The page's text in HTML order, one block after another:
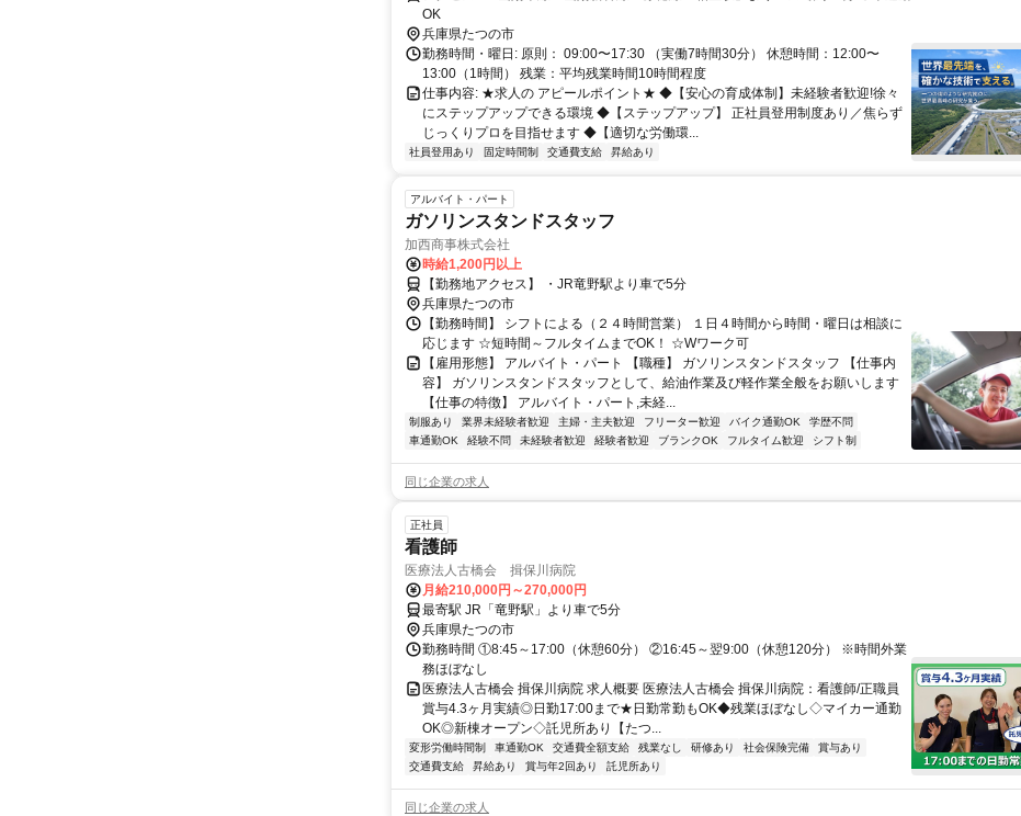
OK
兵庫県たつの市
勤務時間・曜日: 原則： 09:00〜17:30 （実働7時間30分） 休憩時間：12:00〜
13:00（1時間） 残業：平均残業時間10時間程度
仕事内容: ★求人の アピールポイント★ ◆【安心の育成体制】未経験者歓迎!徐々
にステップアップできる環境 ◆【ステップアップ】 正社員登用制度あり／焦らず
じっくりプロを目指せます ◆【適切な労働環...
社員登用あり 固定時間制 交通費支給 昇給あり
アルバイト・パート
ガソリンスタンドスタッフ
加西商事株式会社
時給1,200円以上
【勤務地アクセス】 ・JR竜野駅より車で5分
兵庫県たつの市
【勤務時間】 シフトによる（２４時間営業） １日４時間から時間・曜日は相談に
応じます ☆短時間～フルタイムまでOK！ ☆Wワーク可
【雇用形態】 アルバイト・パート 【職種】 ガソリンスタンドスタッフ 【仕事内
容】 ガソリンスタンドスタッフとして、給油作業及び軽作業全般をお願いします
【仕事の特徴】 アルバイト・パート,未経...
制服あり 業界未経験者歓迎 主婦・主夫歓迎 フリーター歓迎 バイク通勤OK
学歴不問
車通勤OK
経験不問 未経験者歓迎 経験者歓迎 ブランクOK フルタイム歓迎 シフト制
同じ企業の求人
正社員
看護師
医療法人古橋会 揖保川病院
月給210,000円～270,000円
最寄駅 JR「竜野駅」より車で5分
兵庫県たつの市
勤務時間 ①8:45～17:00（休憩60分） ②16:45～翌9:00（休憩120分） ※時間外業
務ほぼなし
医療法人古橋会 揖保川病院 求人概要 医療法人古橋会 揖保川病院：看護師/正職員
賞与4.3ヶ月実績◎日勤17:00まで★日勤常勤もOK◆残業ほぼなし◇マイカー通勤
OK◎新棟オープン◇託児所あり【たつ...
変形労働時間制 車通勤OK 交通費全額支給 残業なし 研修あり 社会保険完備
賞与あり
交通費支給
昇給あり 賞与年2回あり 託児所あり
同じ企業の求人